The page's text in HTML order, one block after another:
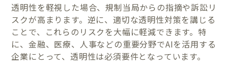
透明性を軽視した場合、規制当局からの指摘や訴訟リ
スクが高まります。逆に、適切な透明性対策を講じる
ことで、これらのリスクを大幅に軽減できます。特
に、金融、医療、人事などの重要分野でAIを活用する
企業にとって、透明性は必須要件となっています。